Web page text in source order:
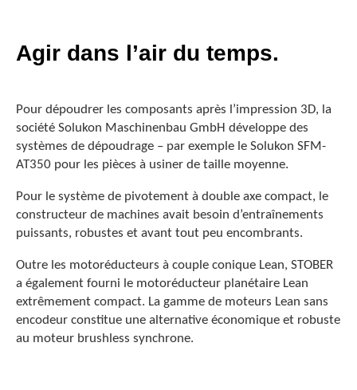
Agir dans l’air du temps.
Pour dépoudrer les composants après l’impression 3D, la
société Solukon Maschinenbau GmbH développe des
systèmes de dépoudrage – par exemple le Solukon SFM-
AT350 pour les pièces à usiner de taille moyenne.
Pour le système de pivotement à double axe compact, le
constructeur de machines avait besoin d’entraînements
puissants, robustes et avant tout peu encombrants.
Outre les motoréducteurs à couple conique Lean, STOBER
a également fourni le motoréducteur planétaire Lean
extrêmement compact. La gamme de moteurs Lean sans
encodeur constitue une alternative économique et robuste
au moteur brushless synchrone.